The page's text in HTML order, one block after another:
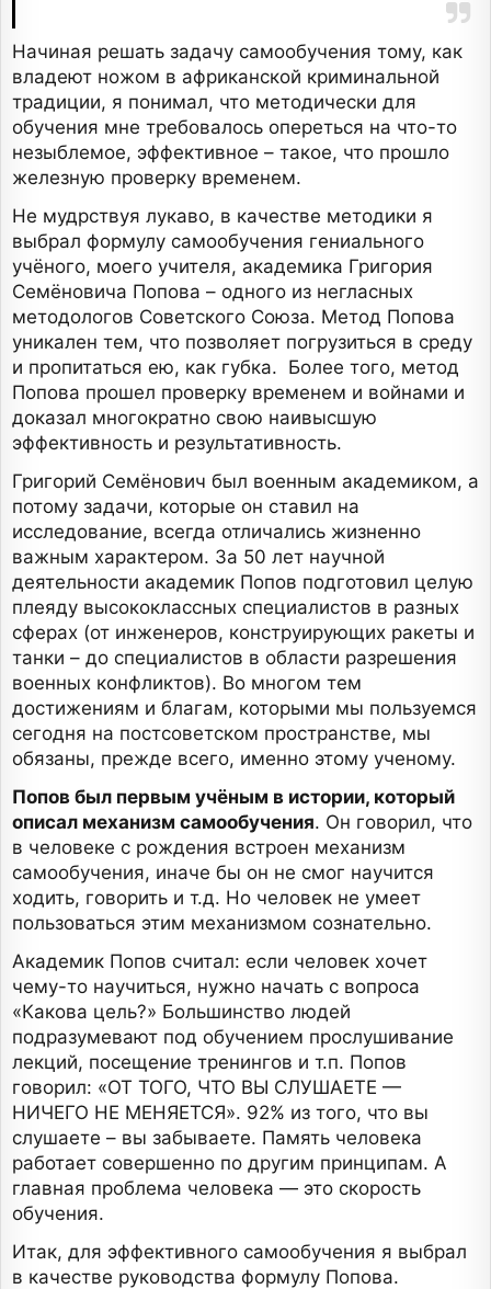
Начиная решать задачу самообучения тому, как
владеют ножом в африканской криминальной
традиции, я понимал, что методически для
обучения мне требовалось опереться на что-то
незыблемое, эффективное – такое, что прошло
железную проверку временем.
Не мудрствуя лукаво, в качестве методики я
выбрал формулу самообучения гениального
учёного, моего учителя, академика Григория
Семёновича Попова – одного из негласных
методологов Советского Союза. Метод Попова
уникален тем, что позволяет погрузиться в среду
и пропитаться ею, как губка. Более того, метод
Попова прошел проверку временем и войнами и
доказал многократно свою наивысшую
эффективность и результативность.
Григорий Семёнович был военным академиком, а
потому задачи, которые он ставил на
исследование, всегда отличались жизненно
важным характером. За 50 лет научной
деятельности академик Попов подготовил целую
плеяду высококлассных специалистов в разных
сферах (от инженеров, конструирующих ракеты и
танки – до специалистов в области разрешения
военных конфликтов). Во многом тем
достижениям и благам, которыми мы пользуемся
сегодня на постсоветском пространстве, мы
обязаны, прежде всего, именно этому ученому.
Попов был первым учёным в истории, который
описал механизм самообучения. Он говорил, что
в человеке с рождения встроен механизм
самообучения, иначе бы он не смог научится
ходить, говорить и т.д. Но человек не умеет
пользоваться этим механизмом сознательно.
Академик Попов считал: если человек хочет
чему-то научиться, нужно начать с вопроса
«Какова цель?» Большинство людей
подразумевают под обучением прослушивание
лекций, посещение тренингов и т.п. Попов
говорил: «ОТ ТОГО, ЧТО ВЫ СЛУШАЕТЕ —
НИЧЕГО НЕ МЕНЯЕТСЯ». 92% из того, что вы
слушаете – вы забываете. Память человека
работает совершенно по другим принципам. А
главная проблема человека — это скорость
обучения.
Итак, для эффективного самообучения я выбрал
в качестве руководства формулу Попова.